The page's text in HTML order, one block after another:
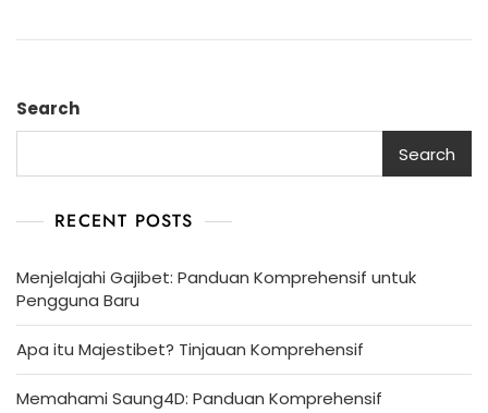
Search
Search
RECENT POSTS
Menjelajahi Gajibet: Panduan Komprehensif untuk
Pengguna Baru
Apa itu Majestibet? Tinjauan Komprehensif
Memahami Saung4D: Panduan Komprehensif